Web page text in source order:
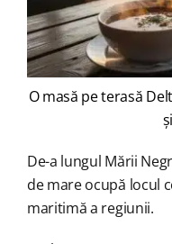
O masă pe terasă
De-a lungul Mării
de mare ocupă locul
maritimă a regiunii.